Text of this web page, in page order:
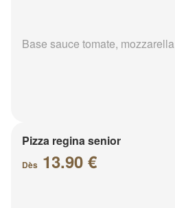
Base sauce tomate, mozzarella
Pizza regina senior
Dès 13.90 €